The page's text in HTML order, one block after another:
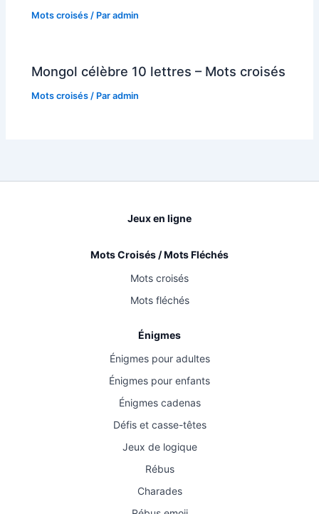
Mots croisés / Paradmin
Mongol célèbre 10 lettres – Mots croisés
Mots croisés / Paradmin
Jeux en ligne
Mots Croisés / Mots Fléchés
Mots croisés
Mots fléchés
Énigmes
Énigmes pour adultes
Énigmes pour enfants
Énigmes cadenas
Défis et casse-têtes
Jeux de logique
Rébus
Charades